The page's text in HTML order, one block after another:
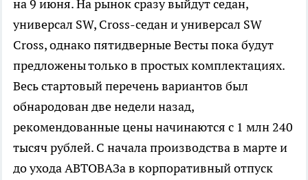
на 9 июня. На рынок сразу выйдут седан,
универсал SW, Cross-седан и универсал SW
Cross, однако пятидверные Весты пока будут
предложены только в простых комплектациях.
Весь стартовый перечень вариантов был
обнародован две недели назад,
рекомендованные цены начинаются с 1 млн 240
тысяч рублей. С начала производства в марте и
до ухода АВТОВАЗа в корпоративный отпуск